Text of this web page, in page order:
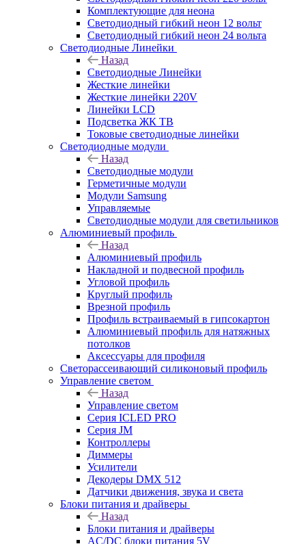
Комплектующие для неона
Светодиодный гибкий неон 12 вольт
Светодиодный гибкий неон 24 вольта
Светодиодные Линейки
Назад
Светодиодные Линейки
Жесткие линейки
Жесткие линейки 220V
Линейки LCD
Подсветка ЖК ТВ
Токовые светодиодные линейки
Светодиодные модули
Назад
Светодиодные модули
Герметичные модули
Модули Samsung
Управляемые
Светодиодные модули для светильников
Алюминиевый профиль
Назад
Алюминиевый профиль
Накладной и подвесной профиль
Угловой профиль
Круглый профиль
Врезной профиль
Профиль встраиваемый в гипсокартон
Алюминиевый профиль для натяжных
потолков
Аксессуары для профиля
Светорассеивающий силиконовый профиль
Управление светом
Назад
Управление светом
Серия ICLED PRO
Серия JM
Контроллеры
Диммеры
Усилители
Декодеры DMX 512
Датчики движения, звука и света
Блоки питания и драйверы
Назад
Блоки питания и драйверы
AC/DC блоки питания 5V